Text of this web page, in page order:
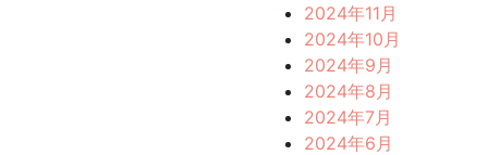
2024年11月
2024年10月
2024年9月
2024年8月
2024年7月
2024年6月